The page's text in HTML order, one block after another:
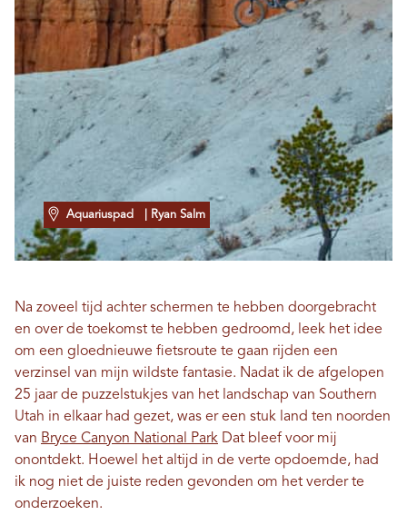
Aquariuspad | Ryan Salm
Na zoveel tijd achter schermen te hebben doorgebracht
en over de toekomst te hebben gedroomd, leek het idee
om een ​​gloednieuwe fietsroute te gaan rijden een
verzinsel van mijn wildste fantasie. Nadat ik de afgelopen
25 jaar de puzzelstukjes van het landschap van Southern
Utah in elkaar had gezet, was er een stuk land ten noorden
van Bryce Canyon National Park Dat bleef voor mij
onontdekt. ​​Hoewel het altijd in de verte opdoemde, had
ik nog niet de juiste reden gevonden om het verder te
onderzoeken.